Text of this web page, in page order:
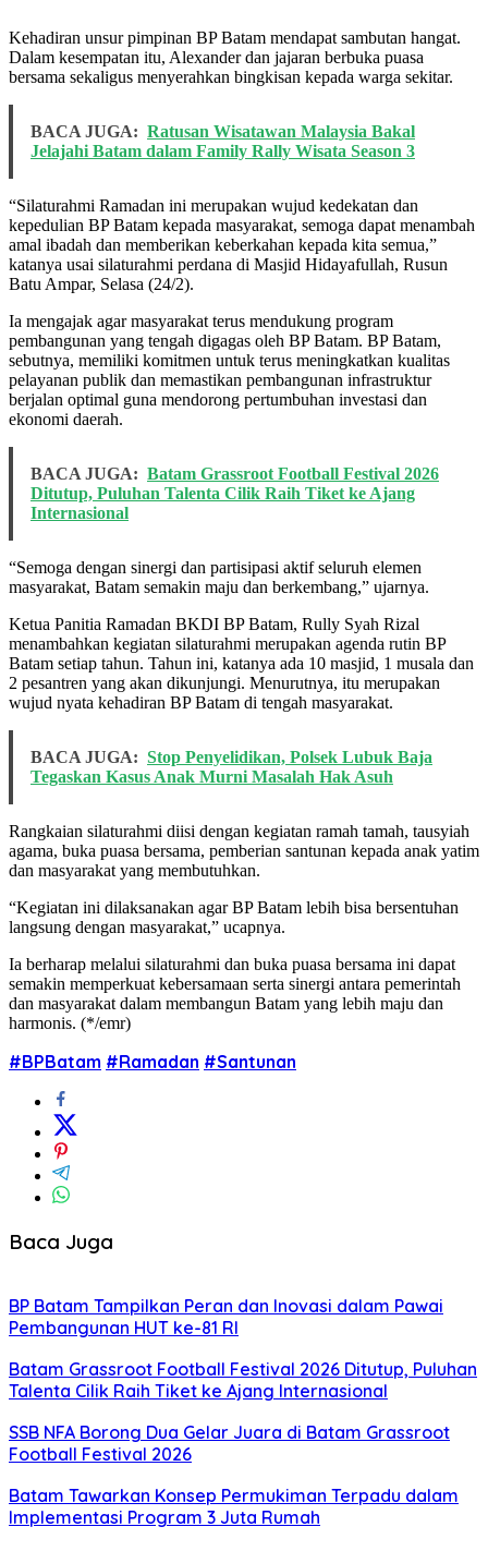
Kehadiran unsur pimpinan BP Batam mendapat sambutan hangat.
Dalam kesempatan itu, Alexander dan jajaran berbuka puasa
bersama sekaligus menyerahkan bingkisan kepada warga sekitar.
BACA JUGA: Ratusan Wisatawan Malaysia Bakal
Jelajahi Batam dalam Family Rally Wisata Season 3
“Silaturahmi Ramadan ini merupakan wujud kedekatan dan
kepedulian BP Batam kepada masyarakat, semoga dapat menambah
amal ibadah dan memberikan keberkahan kepada kita semua,”
katanya usai silaturahmi perdana di Masjid Hidayafullah, Rusun
Batu Ampar, Selasa (24/2).
Ia mengajak agar masyarakat terus mendukung program
pembangunan yang tengah digagas oleh BP Batam. BP Batam,
sebutnya, memiliki komitmen untuk terus meningkatkan kualitas
pelayanan publik dan memastikan pembangunan infrastruktur
berjalan optimal guna mendorong pertumbuhan investasi dan
ekonomi daerah.
BACA JUGA: Batam Grassroot Football Festival 2026
Ditutup, Puluhan Talenta Cilik Raih Tiket ke Ajang
Internasional
“Semoga dengan sinergi dan partisipasi aktif seluruh elemen
masyarakat, Batam semakin maju dan berkembang,” ujarnya.
Ketua Panitia Ramadan BKDI BP Batam, Rully Syah Rizal
menambahkan kegiatan silaturahmi merupakan agenda rutin BP
Batam setiap tahun. Tahun ini, katanya ada 10 masjid, 1 musala dan
2 pesantren yang akan dikunjungi. Menurutnya, itu merupakan
wujud nyata kehadiran BP Batam di tengah masyarakat.
BACA JUGA: Stop Penyelidikan, Polsek Lubuk Baja
Tegaskan Kasus Anak Murni Masalah Hak Asuh
Rangkaian silaturahmi diisi dengan kegiatan ramah tamah, tausyiah
agama, buka puasa bersama, pemberian santunan kepada anak yatim
dan masyarakat yang membutuhkan.
“Kegiatan ini dilaksanakan agar BP Batam lebih bisa bersentuhan
langsung dengan masyarakat,” ucapnya.
Ia berharap melalui silaturahmi dan buka puasa bersama ini dapat
semakin memperkuat kebersamaan serta sinergi antara pemerintah
dan masyarakat dalam membangun Batam yang lebih maju dan
harmonis. (*/emr)
#BPBatam #Ramadan #Santunan
Baca Juga
BP Batam Tampilkan Peran dan Inovasi dalam Pawai
Pembangunan HUT ke-81 RI
Batam Grassroot Football Festival 2026 Ditutup, Puluhan
Talenta Cilik Raih Tiket ke Ajang Internasional
SSB NFA Borong Dua Gelar Juara di Batam Grassroot
Football Festival 2026
Batam Tawarkan Konsep Permukiman Terpadu dalam
Implementasi Program 3 Juta Rumah